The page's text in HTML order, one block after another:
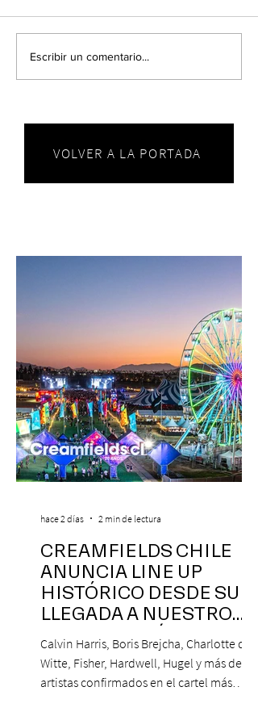
Escribir un comentario...
VOLVER A LA PORTADA
CREAMFIELDS CHILE
ANUNCIA LINE UP
HISTÓRICO DESDE SU
LLEGADA A NUESTRO
NUESTRO PAÍS
Calvin Harris, Boris Brejcha, Charlotte de
Witte, Fisher, Hardwell, Hugel y más de 85
artistas confirmados en el cartel más
hace 2 días 2 min de lectura